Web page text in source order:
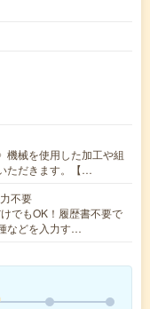
機械を使用した加工や組
ただきます。【…
不要
でもOK！履歴書不要で
などを入力す…